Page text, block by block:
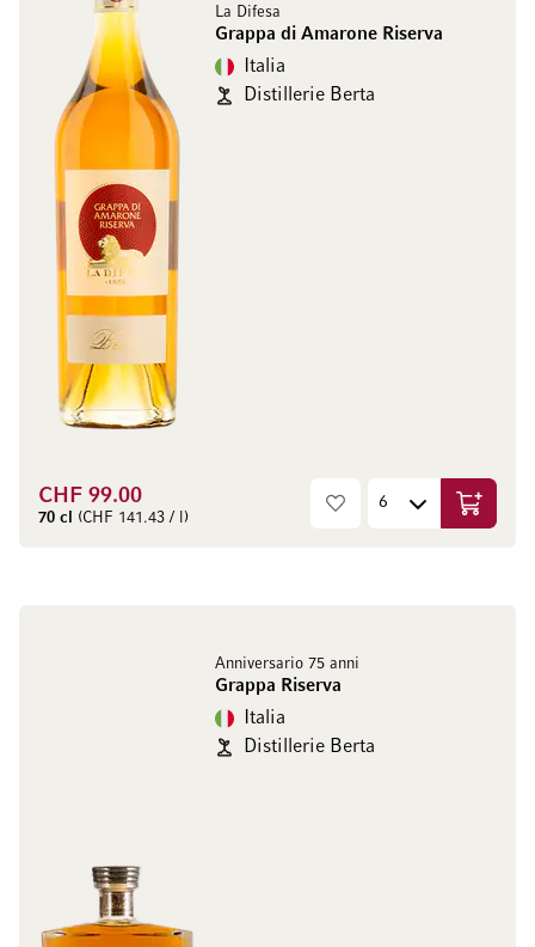
La Difesa
Grappa di Amarone Riserva
Italia
Distillerie Berta
CHF 99.00
70 cl (CHF 141.43 / l)
Anniversario 75 anni
Grappa Riserva
Italia
Distillerie Berta